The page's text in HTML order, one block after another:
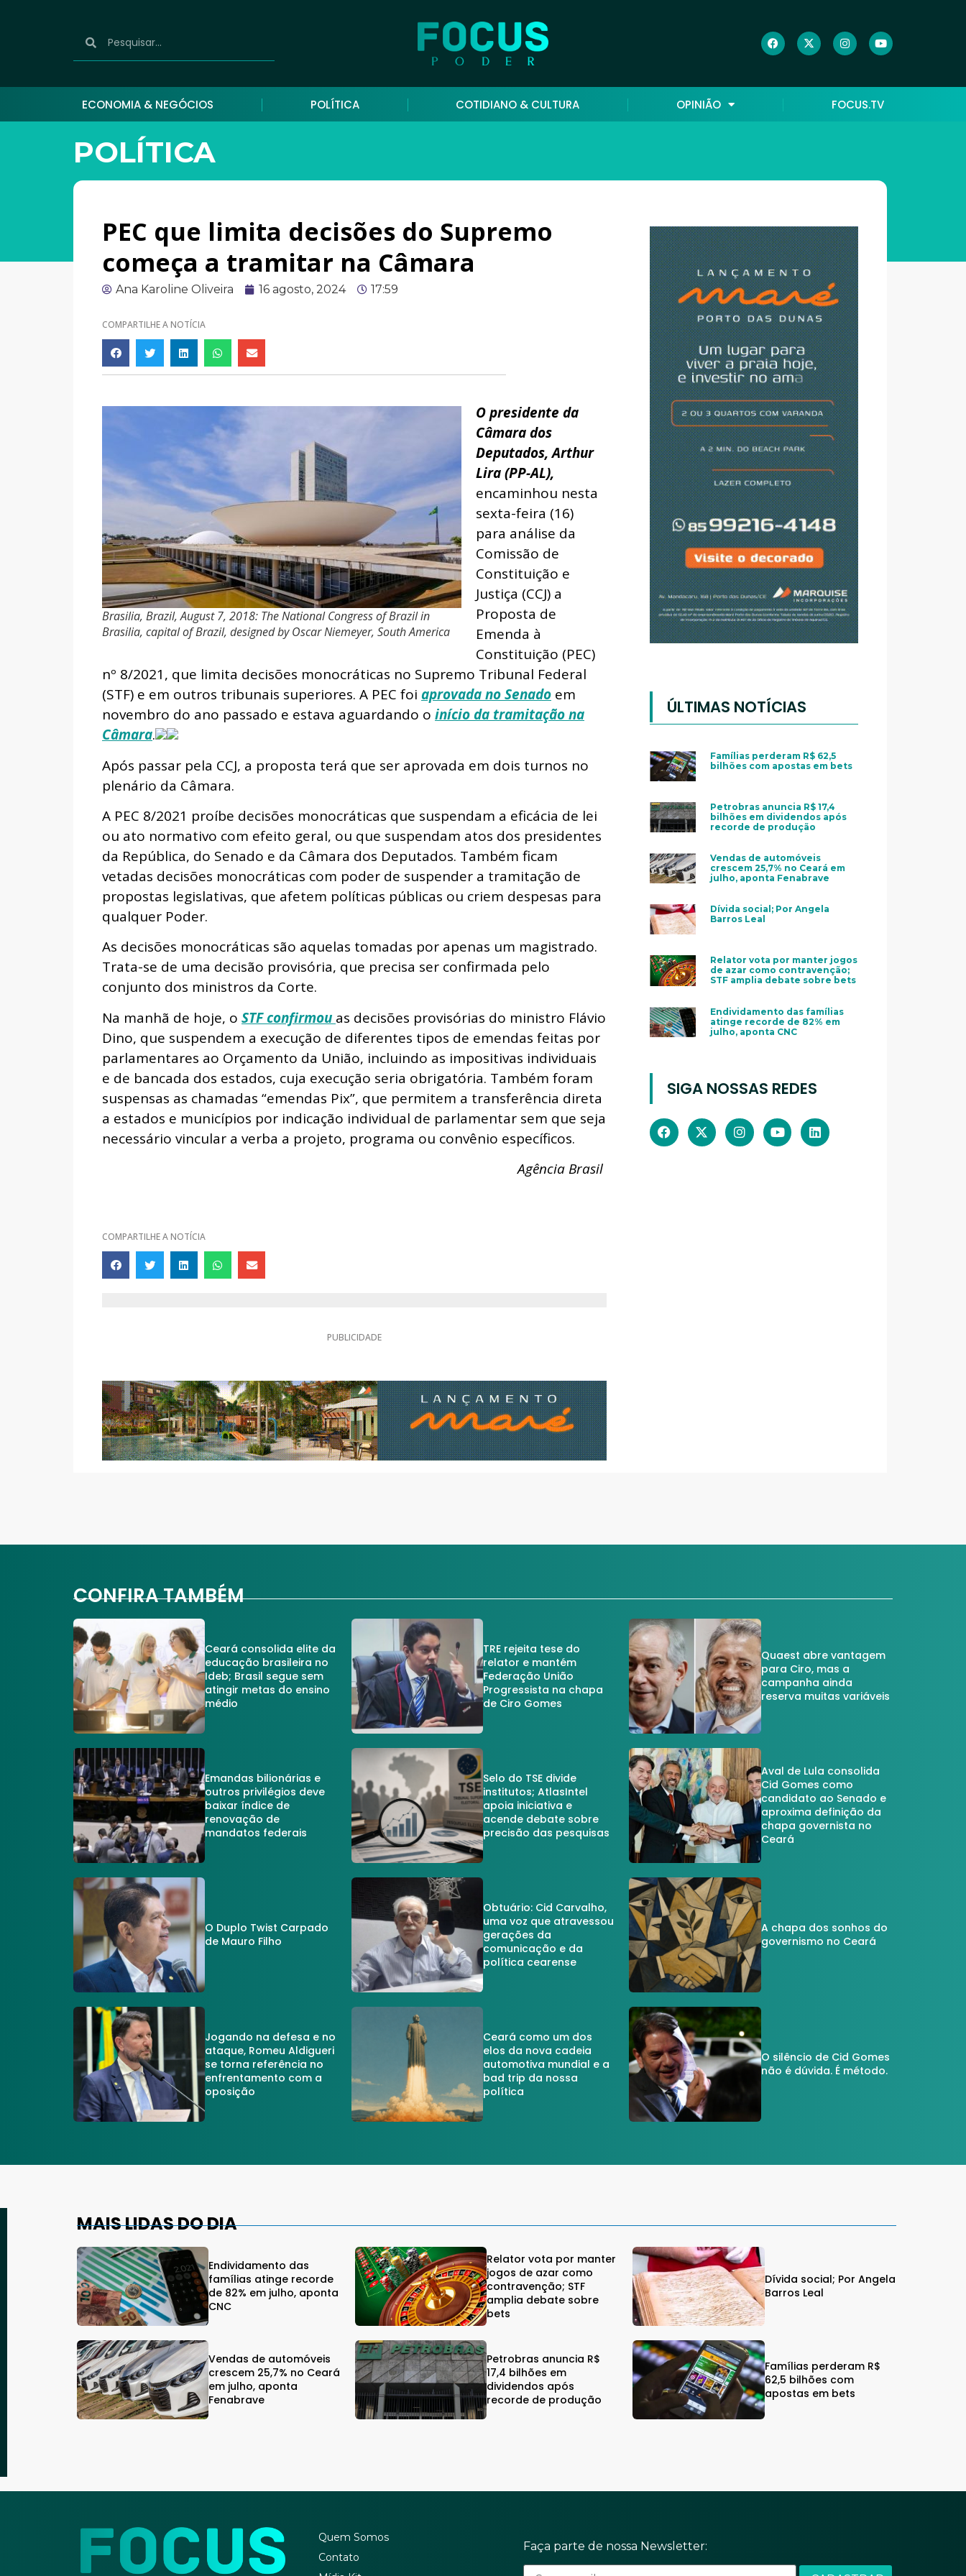
ECONOMIA & NEGÓCIOS POLÍTICA COTIDIANO & CULTURA OPINIÃO FOCUS.TV
POLÍTICA
PEC que limita decisões do Supremo
começa a tramitar na Câmara
Ana Karoline Oliveira 16 agosto, 2024 17:59
COMPARTILHE A NOTÍCIA
Brasilia, Brazil, August 7, 2018: The National Congress of Brazil in
Brasilia, capital of Brazil, designed by Oscar Niemeyer, South America
O presidente da
Câmara dos
Deputados, Arthur
Lira (PP-AL),
encaminhou nesta
sexta-feira (16)
para análise da
Comissão de
Constituição e
Justiça (CCJ) a
Proposta de
Emenda à
Constituição (PEC)
nº 8/2021, que limita decisões monocráticas no Supremo Tribunal Federal
(STF) e em outros tribunais superiores. A PEC foi aprovada no Senado em
novembro do ano passado e estava aguardando o início da tramitação na
Câmara.
Após passar pela CCJ, a proposta terá que ser aprovada em dois turnos no
plenário da Câmara.
A PEC 8/2021 proíbe decisões monocráticas que suspendam a eficácia de lei
ou ato normativo com efeito geral, ou que suspendam atos dos presidentes
da República, do Senado e da Câmara dos Deputados. Também ficam
vetadas decisões monocráticas com poder de suspender a tramitação de
propostas legislativas, que afetem políticas públicas ou criem despesas para
qualquer Poder.
As decisões monocráticas são aquelas tomadas por apenas um magistrado.
Trata-se de uma decisão provisória, que precisa ser confirmada pelo
conjunto dos ministros da Corte.
Na manhã de hoje, o STF confirmou as decisões provisórias do ministro Flávio
Dino, que suspendem a execução de diferentes tipos de emendas feitas por
parlamentares ao Orçamento da União, incluindo as impositivas individuais
e de bancada dos estados, cuja execução seria obrigatória. Também foram
suspensas as chamadas “emendas Pix”, que permitem a transferência direta
a estados e municípios por indicação individual de parlamentar sem que seja
necessário vincular a verba a projeto, programa ou convênio específicos.
Agência Brasil
COMPARTILHE A NOTÍCIA
PUBLICIDADE
ÚLTIMAS NOTÍCIAS
Famílias perderam R$ 62,5
bilhões com apostas em bets
Petrobras anuncia R$ 17,4
bilhões em dividendos após
recorde de produção
Vendas de automóveis
crescem 25,7% no Ceará em
julho, aponta Fenabrave
Dívida social; Por Angela
Barros Leal
Relator vota por manter jogos
de azar como contravenção;
STF amplia debate sobre bets
Endividamento das famílias
atinge recorde de 82% em
julho, aponta CNC
SIGA NOSSAS REDES
CONFIRA TAMBÉM
Ceará consolida elite da
educação brasileira no
Ideb; Brasil segue sem
atingir metas do ensino
médio
TRE rejeita tese do
relator e mantém
Federação União
Progressista na chapa
de Ciro Gomes
Quaest abre vantagem
para Ciro, mas a
campanha ainda
reserva muitas variáveis
Emandas bilionárias e
outros privilégios deve
baixar índice de
renovação de
mandatos federais
Selo do TSE divide
institutos; AtlasIntel
apoia iniciativa e
acende debate sobre
precisão das pesquisas
Aval de Lula consolida
Cid Gomes como
candidato ao Senado e
aproxima definição da
chapa governista no
Ceará
O Duplo Twist Carpado
de Mauro Filho
Obtuário: Cid Carvalho,
uma voz que atravessou
gerações da
comunicação e da
política cearense
A chapa dos sonhos do
governismo no Ceará
Jogando na defesa e no
ataque, Romeu Aldigueri
se torna referência no
enfrentamento com a
oposição
Ceará como um dos
elos da nova cadeia
automotiva mundial e a
bad trip da nossa
política
O silêncio de Cid Gomes
não é dúvida. É método.
MAIS LIDAS DO DIA
Endividamento das
famílias atinge recorde
de 82% em julho, aponta
CNC
Relator vota por manter
jogos de azar como
contravenção; STF
amplia debate sobre
bets
Dívida social; Por Angela
Barros Leal
Vendas de automóveis
crescem 25,7% no Ceará
em julho, aponta
Fenabrave
Petrobras anuncia R$
17,4 bilhões em
dividendos após
recorde de produção
Famílias perderam R$
62,5 bilhões com
apostas em bets
Quem Somos
Contato
Faça parte de nossa Newsletter: